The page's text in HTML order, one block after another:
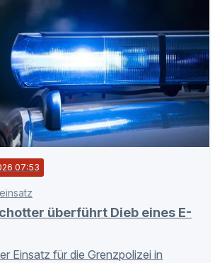
07:53
überführt Dieb eines E-
Einsatz für die Grenzpolizei in